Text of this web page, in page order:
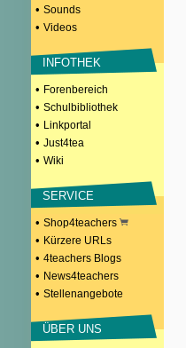
• Sounds
• Videos
INFOTHEK
• Forenbereich
• Schulbibliothek
• Linkportal
• Just4tea
• Wiki
SERVICE
• Shop4teachers
• Kürzere URLs
• 4teachers Blogs
• News4teachers
• Stellenangebote
ÜBER UNS